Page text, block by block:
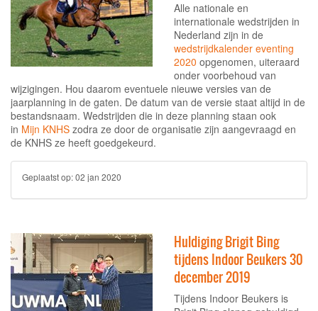
Alle nationale en
internationale wedstrijden in
Nederland zijn in de
wedstrijdkalender eventing
2020 opgenomen, uiteraard
onder voorbehoud van
wijzigingen. Hou daarom eventuele nieuwe versies van de
jaarplanning in de gaten. De datum van de versie staat altijd in de
bestandsnaam. Wedstrijden die in deze planning staan ook
in Mijn KNHS zodra ze door de organisatie zijn aangevraagd en
de KNHS ze heeft goedgekeurd.
Geplaatst op:02 jan 2020
Huldiging Brigit Bing
tijdens Indoor Beukers 30
december 2019
Tijdens Indoor Beukers is